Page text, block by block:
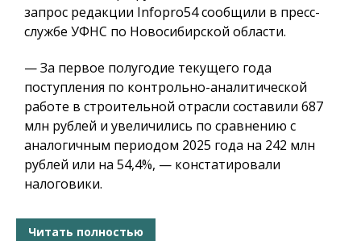
запрос редакции Infopro54 сообщили в пресс-
службе УФНС по Новосибирской области.
— За первое полугодие текущего года
поступления по контрольно-аналитической
работе в строительной отрасли составили 687
млн рублей и увеличились по сравнению с
аналогичным периодом 2025 года на 242 млн
рублей или на 54,4%, — констатировали
налоговики.
Читать полностью